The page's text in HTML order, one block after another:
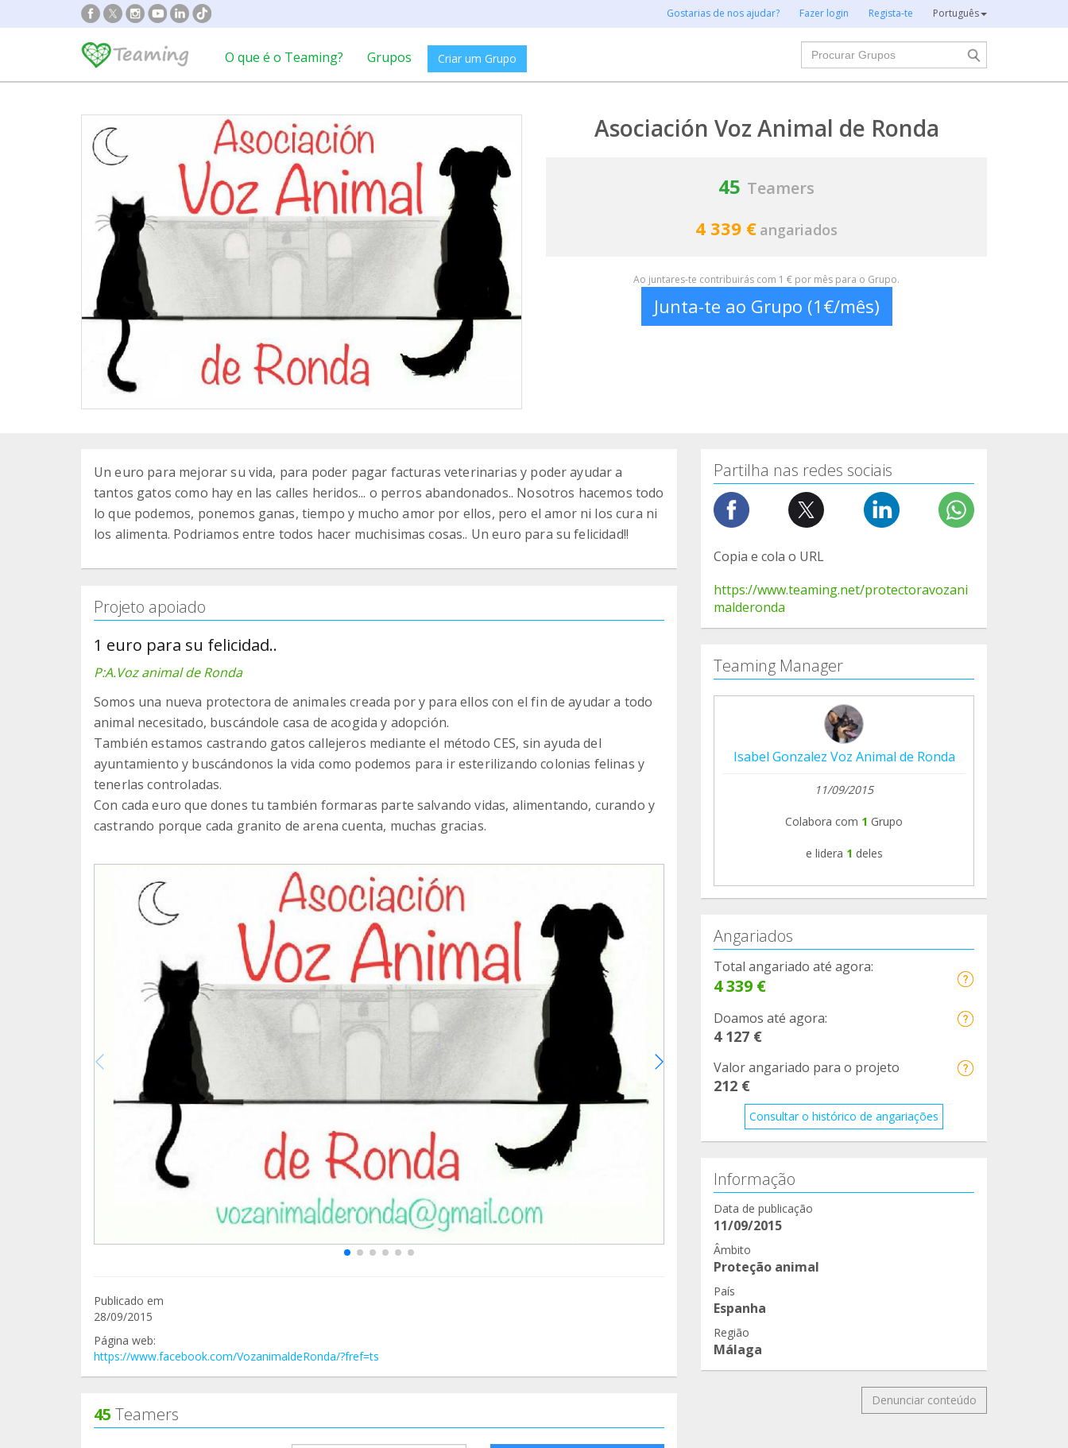
Gostarias de nos ajudar? Fazer login Regista-te Português
O que é o Teaming? Grupos Criar um Grupo
Procurar
Asociación Voz Animal de Ronda
45 Teamers
4 339 € angariados
Ao juntares-te contribuirás com 1 € por mês para o Grupo.
Junta-te ao Grupo (1€/mês)
Un euro para mejorar su vida, para poder pagar facturas veterinarias y poder ayudar a
tantos gatos como hay en las calles heridos... o perros abandonados.. Nosotros hacemos todo
lo que podemos, ponemos ganas, tiempo y mucho amor por ellos, pero el amor ni los cura ni
los alimenta. Podriamos entre todos hacer muchisimas cosas.. Un euro para su felicidad!!
Projeto apoiado
1 euro para su felicidad..
P:A.Voz animal de Ronda
Somos una nueva protectora de animales creada por y para ellos con el fin de ayudar a todo
animal necesitado, buscándole casa de acogida y adopción.
También estamos castrando gatos callejeros mediante el método CES, sin ayuda del
ayuntamiento y buscándonos la vida como podemos para ir esterilizando colonias felinas y
tenerlas controladas.
Con cada euro que dones tu también formaras parte salvando vidas, alimentando, curando y
castrando porque cada granito de arena cuenta, muchas gracias.
Publicado em
28/09/2015
Página web:
https://www.facebook.com/VozanimaldeRonda/?fref=ts
45 Teamers
Partilha nas redes sociais
Copia e cola o URL
https://www.teaming.net/protectoravozani
malderonda
Teaming Manager
Isabel Gonzalez Voz Animal de Ronda
11/09/2015
Colabora com 1 Grupo
e lidera 1 deles
Angariados
Total angariado até agora:
4 339 €
Doamos até agora:
4 127 €
Valor angariado para o projeto
212 €
Consultar o histórico de angariações
Informação
Data de publicação
11/09/2015
Âmbito
Proteção animal
País
Espanha
Região
Málaga
Denunciar conteúdo